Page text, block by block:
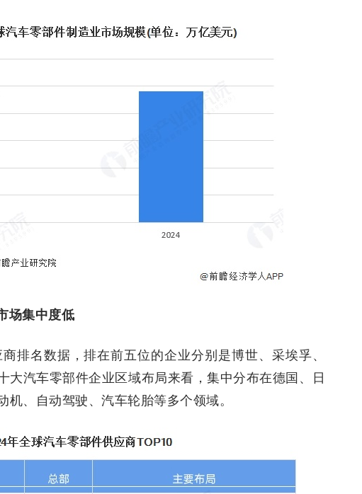
场集中度低
排名数据，排在前五位的企业分别是博世、采埃孚、
大汽车零部件企业区域布局来看，集中分布在德国、日
、自动驾驶、汽车轮胎等多个领域。